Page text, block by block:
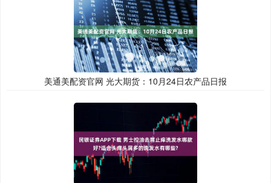
美通美配资官网 光大期货：10月24日农产品日报